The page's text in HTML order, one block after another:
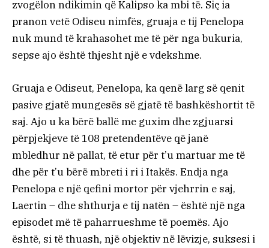
zvogëlon ndikimin që Kalipso ka mbi të. Siç ia
pranon vetë Odiseu nimfës, gruaja e tij Penelopa
nuk mund të krahasohet me të për nga bukuria,
sepse ajo është thjesht një e vdekshme.
Gruaja e Odiseut, Penelopa, ka qenë larg së qenit
pasive gjatë mungesës së gjatë të bashkëshortit të
saj. Ajo u ka bërë ballë me guxim dhe zgjuarsi
përpjekjeve të 108 pretendentëve që janë
mbledhur në pallat, të etur për t’u martuar me të
dhe për t’u bërë mbreti i ri i Itakës. Endja nga
Penelopa e një qefini mortor për vjehrrin e saj,
Laertin – dhe shthurja e tij natën – është një nga
episodet më të paharrueshme të poemës. Ajo
është, si të thuash, një objektiv në lëvizje, suksesi i